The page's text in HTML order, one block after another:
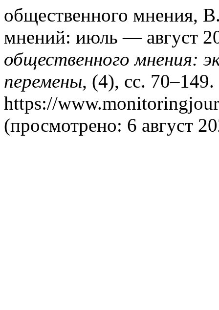
общественного мнения,
мнений: июль — август
общественного мнения:
перемены, (4), сс.
https://
(просмотрено: 6 август